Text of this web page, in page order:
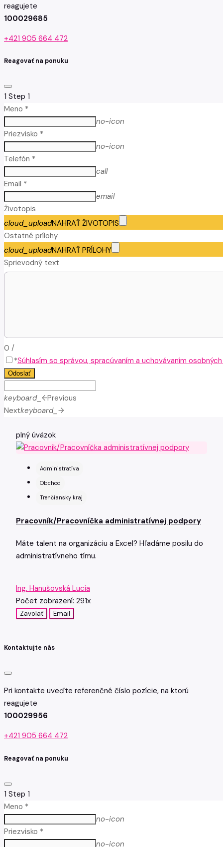
reagujete
100029685
+421 905 664 472
Reagovať na ponuku
1 Step 1
Meno *
no-icon
Priezvisko *
no-icon
Telefón *
call
Email *
email
Životopis
cloud_uploadNAHRAŤ ŽIVOTOPIS
Ostatné prílohy
cloud_uploadNAHRAŤ PRÍLOHY
Sprievodný text
0 /
*Súhlasím so správou, spracúvaním a uchovávaním
Odoslať
keyboard_arrow_leftPrevious
Nextkeyboard_arrow_right
plný úväzok
Administratíva
Obchod
Trenčiansky kraj
Pracovník/Pracovníčka administratívnej podpory
Máte talent na organizáciu a Excel? Hľadáme posilu do
administratívneho tímu.
Ing. Hanušovská Lucia
Počet zobrazení: 291x
Zavolať Email
Kontaktujte nás
Pri kontakte uveďte referenčné číslo pozície, na ktorú
reagujete
100029956
+421 905 664 472
Reagovať na ponuku
1 Step 1
Meno *
no-icon
Priezvisko *
no-icon